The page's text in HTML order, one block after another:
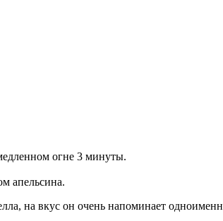
огне 3 минуты.
апельсина.
на вкус он очень напоминает